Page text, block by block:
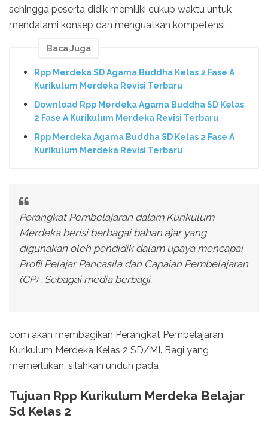
sehingga peserta didik memiliki cukup waktu untuk
mendalami konsep dan menguatkan kompetensi.
Baca Juga
Rpp Merdeka SD Agama Buddha Kelas 2 Fase A
Kurikulum Merdeka Revisi Terbaru
Download Rpp Merdeka Agama Buddha SD Kelas
2 Fase A Kurikulum Merdeka Revisi Terbaru
Rpp Merdeka Agama Buddha SD Kelas 2 Fase A
Kurikulum Merdeka Revisi Terbaru
Perangkat Pembelajaran dalam Kurikulum
Merdeka berisi berbagai bahan ajar yang
digunakan oleh pendidik dalam upaya mencapai
Profil Pelajar Pancasila dan Capaian Pembelajaran
(CP) . Sebagai media berbagi.
com akan membagikan Perangkat Pembelajaran
Kurikulum Merdeka Kelas 2 SD/MI. Bagi yang
memerlukan, silahkan unduh pada
Tujuan Rpp Kurikulum Merdeka Belajar
Sd Kelas 2